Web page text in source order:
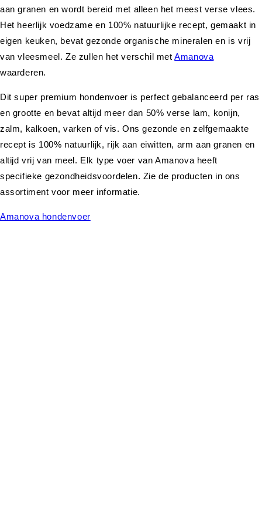
aan granen en wordt bereid met alleen het meest verse vlees.
Het heerlijk voedzame en 100% natuurlijke recept, gemaakt in
eigen keuken, bevat gezonde organische mineralen en is vrij
van vleesmeel. Ze zullen het verschil metAmanova
waarderen.
Dit super premium hondenvoer is perfect gebalanceerd per ras
en grootte en bevat altijd meer dan 50% verse lam, konijn,
zalm, kalkoen, varken of vis. Ons gezonde en zelfgemaakte
recept is 100% natuurlijk, rijk aan eiwitten, arm aan granen en
altijd vrij van meel. Elk type voer van Amanova heeft
specifieke gezondheidsvoordelen. Zie de producten in ons
assortiment voor meer informatie.
Amanova hondenvoer